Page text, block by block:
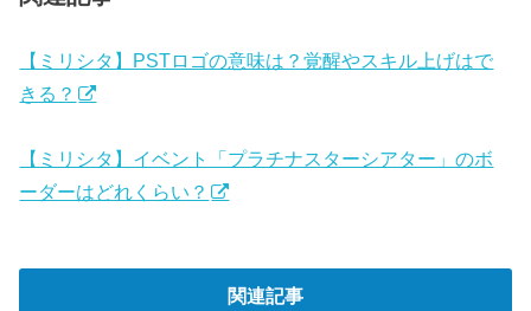
【ミリシタ】PSTロゴの意味は？覚醒やスキル上げはで
きる？
【ミリシタ】イベント「プラチナスターシアター」のボ
ーダーはどれくらい？
関連記事